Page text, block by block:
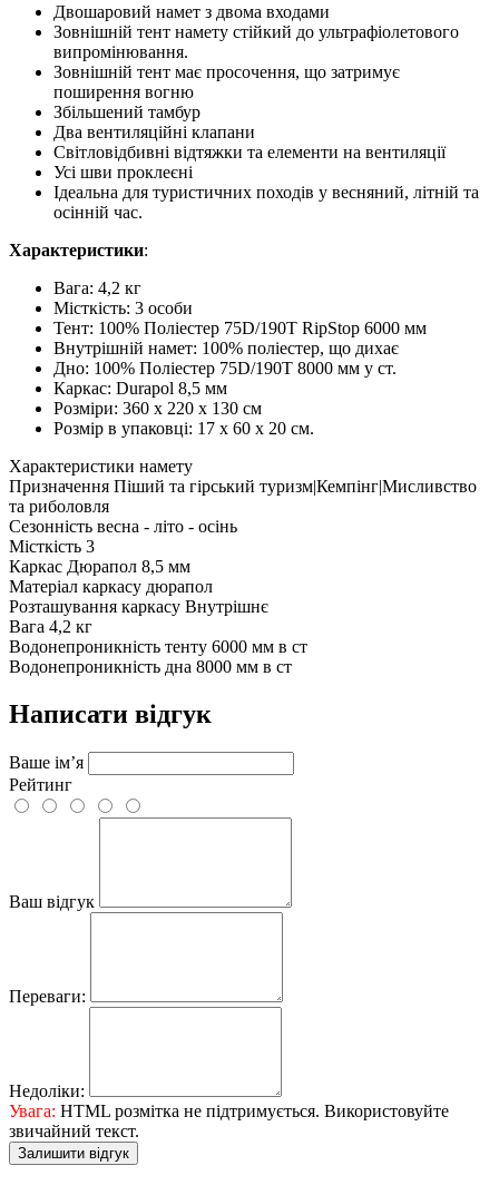
Двошаровий намет з двома входами
Зовнішній тент намету стійкий до ультрафіолетового
випромінювання.
Зовнішній тент має просочення, що затримує
поширення вогню
Збільшений тамбур
Два вентиляційні клапани
Світловідбивні відтяжки та елементи на вентиляції
Усі шви проклеєні
Ідеальна для туристичних походів у весняний, літній та
осінній час.
Характеристики:
Вага: 4,2 кг
Місткість: 3 особи
Тент: 100% Поліестер 75D/190T RipStop 6000 мм
Внутрішній намет: 100% поліестер, що дихає
Дно: 100% Поліестер 75D/190T 8000 мм у ст.
Каркас: Durapol 8,5 мм
Розміри: 360 х 220 х 130 см
Розмір в упаковці: 17 х 60 х 20 см.
Характеристики намету
Призначення Піший та гірський туризм|Кемпінг|Мисливство
та риболовля
Сезонність весна - літо - осінь
Місткість 3
Каркас Дюрапол 8,5 мм
Матеріал каркасу дюрапол
Розташування каркасу Внутрішнє
Вага 4,2 кг
Водонепроникність тенту 6000 мм в ст
Водонепроникність дна 8000 мм в ст
Написати відгук
Ваше ім’я
Рейтинг
Ваш відгук
Переваги:
Недоліки:
Увага: HTML розмітка не підтримується. Використовуйте
звичайний текст.
Залишити відгук